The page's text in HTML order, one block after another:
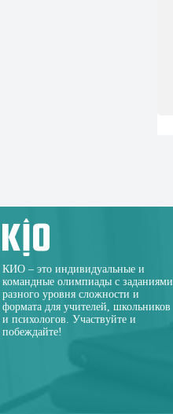
КИО – это индивидуальные и
командные олимпиады с заданиями
разного уровня сложности и
формата для учителей, школьников
и психологов. Участвуйте и
побеждайте!